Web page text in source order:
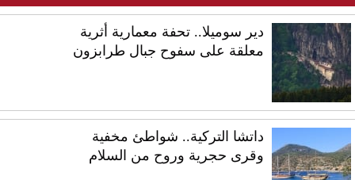
دير سوميلا.. تحفة معمارية أثرية
معلقة على سفوح جبال طرابزون
داتشا التركية.. شواطئ مخفية
وقرى حجرية وروح من السلام